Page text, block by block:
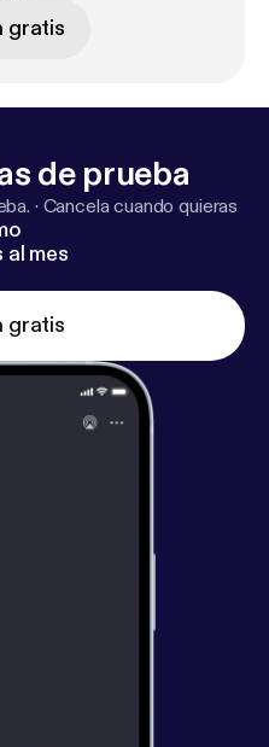
gratis
de prueba
· Cancela cuando quieras
mes
gratis